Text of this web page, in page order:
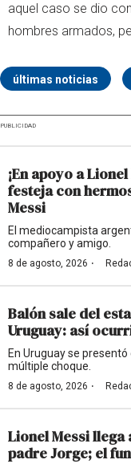
aquel caso se dio
hombres armados,
últimas noticias
PUBLICIDAD
¡En apoyo a
festeja con
Messi
El mediocampista
compañero y amigo.
8 de agosto, 2026 ·
Balón sale del
Uruguay: así
En Uruguay se
múltiple choque.
8 de agosto, 2026 ·
Lionel Messi llega
padre Jorge; el